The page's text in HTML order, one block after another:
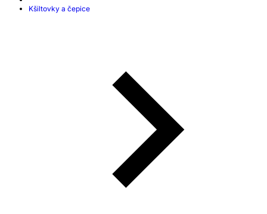
Kšiltovky a čepice